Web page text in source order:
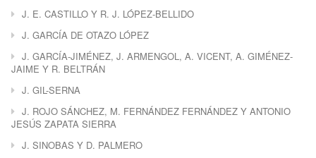
J. E. CASTILLO Y R. J. LÓPEZ-BELLIDO
J. GARCÍA DE OTAZO LÓPEZ
J. GARCÍA-JIMÉNEZ, J. ARMENGOL, A. VICENT, A. GIMÉNEZ-
JAIME Y R. BELTRÁN
J. GIL-SERNA
J. ROJO SÁNCHEZ, M. FERNÁNDEZ FERNÁNDEZ Y ANTONIO
JESÚS ZAPATA SIERRA
J. SINOBAS Y D. PALMERO